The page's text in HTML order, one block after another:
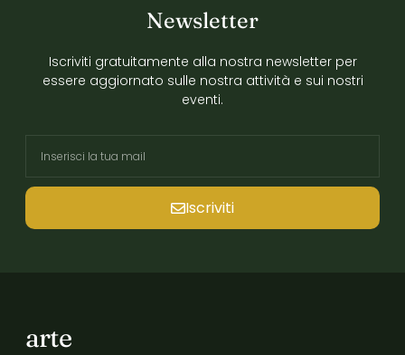
Newsletter
Iscriviti gratuitamente alla nostra newsletter per
essere aggiornato sulle nostra attività e sui nostri
eventi.
Iscriviti
arte